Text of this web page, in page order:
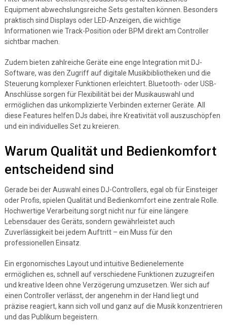
Equipment abwechslungsreiche Sets gestalten können. Besonders
praktisch sind Displays oder LED-Anzeigen, die wichtige
Informationen wie Track-Position oder BPM direkt am Controller
sichtbar machen.
Zudem bieten zahlreiche Geräte eine enge Integration mit DJ-
Software, was den Zugriff auf digitale Musikbibliotheken und die
Steuerung komplexer Funktionen erleichtert. Bluetooth- oder USB-
Anschlüsse sorgen für Flexibilität bei der Musikauswahl und
ermöglichen das unkomplizierte Verbinden externer Geräte. All
diese Features helfen DJs dabei, ihre Kreativität voll auszuschöpfen
und ein individuelles Set zu kreieren.
Warum Qualität und Bedienkomfort
entscheidend sind
Gerade bei der Auswahl eines DJ-Controllers, egal ob für Einsteiger
oder Profis, spielen Qualität und Bedienkomfort eine zentrale Rolle.
Hochwertige Verarbeitung sorgt nicht nur für eine längere
Lebensdauer des Geräts, sondern gewährleistet auch
Zuverlässigkeit bei jedem Auftritt – ein Muss für den
professionellen Einsatz.
Ein ergonomisches Layout und intuitive Bedienelemente
ermöglichen es, schnell auf verschiedene Funktionen zuzugreifen
und kreative Ideen ohne Verzögerung umzusetzen. Wer sich auf
einen Controller verlässt, der angenehm in der Hand liegt und
präzise reagiert, kann sich voll und ganz auf die Musik konzentrieren
und das Publikum begeistern.